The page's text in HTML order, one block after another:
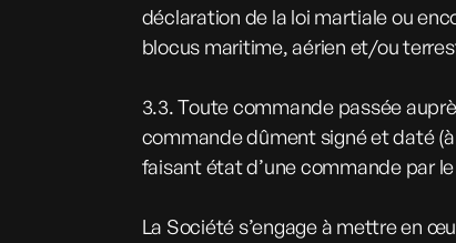
déclaration de la loi martiale ou
blocus maritime, aérien et/ou
3.3. Toute commande passée
commande dûment signé et daté
faisant état d’une commande par
La Société s’engage à mettre en